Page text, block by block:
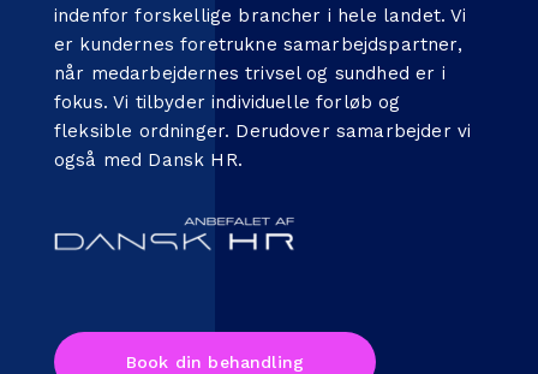
indenfor forskellige brancher i hele landet. Vi
er kundernes foretrukne samarbejdspartner,
når medarbejdernes trivsel og sundhed er i
fokus. Vi tilbyder individuelle forløb og
fleksible ordninger. Derudover samarbejder vi
også med Dansk HR.
Book din behandling